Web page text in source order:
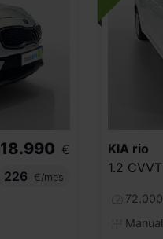
18.990 €
226
€/mes
KIA rio
72.000
Manual